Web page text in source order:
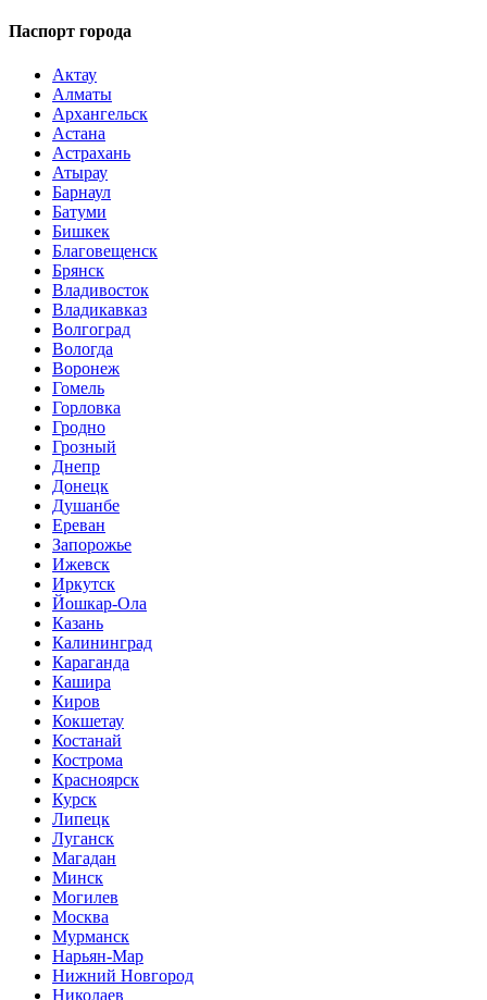
Паспорт города
Актау
Алматы
Архангельск
Астана
Астрахань
Атырау
Барнаул
Батуми
Бишкек
Благовещенск
Брянск
Владивосток
Владикавказ
Волгоград
Вологда
Воронеж
Гомель
Горловка
Гродно
Грозный
Днепр
Донецк
Душанбе
Ереван
Запорожье
Ижевск
Иркутск
Йошкар-Ола
Казань
Калининград
Караганда
Кашира
Киров
Кокшетау
Костанай
Кострома
Красноярск
Курск
Липецк
Луганск
Магадан
Минск
Могилев
Москва
Мурманск
Нарьян-Мар
Нижний Новгород
Николаев